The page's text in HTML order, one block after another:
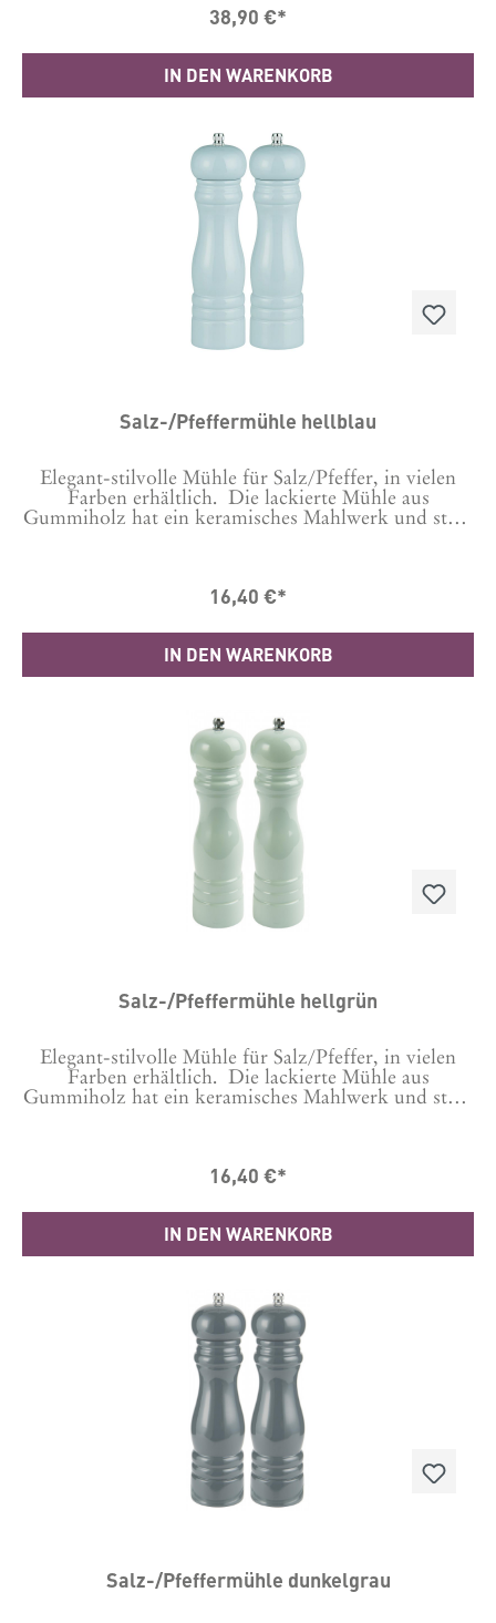
38,90 €*
IN DEN WARENKORB
Salz-/Pfeffermühle hellblau
Elegant-stilvolle Mühle für Salz/Pfeffer, in vielen
Farben erhältlich. Die lackierte Mühle aus
Gummiholz hat ein keramisches Mahlwerk und stellt
gekennzeichnet durch ein S oder P auf der Schraube
auch wechseln.Maße: 21.5 cm hoch, Durchmesser
5,5 cmHergestellt in CN
16,40 €*
IN DEN WARENKORB
Salz-/Pfeffermühle hellgrün
Elegant-stilvolle Mühle für Salz/Pfeffer, in vielen
Farben erhältlich. Die lackierte Mühle aus
Gummiholz hat ein keramisches Mahlwerk und stellt
gekennzeichnet durch ein S oder P auf der Schraube
auch wechseln.Maße: 21.5 cm hoch, Durchmesser
5,5 cmHergestellt in CN
16,40 €*
IN DEN WARENKORB
Salz-/Pfeffermühle dunkelgrau